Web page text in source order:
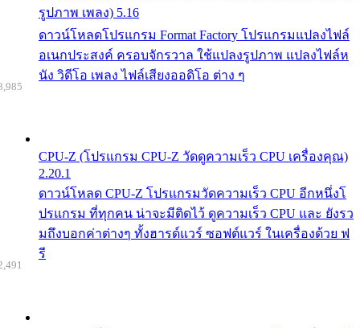
รูปภาพ เพลง) 5.16
ดาวน์โหลดโปรแกรม Format Factory โปรแกรมแปลงไฟล์
อเนกประสงค์ ครอบจักรวาล ใช้แปลงรูปภาพ แปลงไฟล์ห
นัง วิดีโอ เพลง ไฟล์เสียงออดิโอ ต่าง ๆ
CPU-Z (โปรแกรม CPU-Z วัดดูความเร็ว CPU เครื่องคุณ)
2.20.1
ดาวน์โหลด CPU-Z โปรแกรมวัดความเร็ว CPU อีกหนึ่งโ
ปรแกรม ที่ทุกคน น่าจะมีติดไว้ ดูความเร็ว CPU และ ยังรว
มถึงบอกค่าต่างๆ ทั้งฮารด์แวร์ ซอฟต์แวร์ ในเครื่องด้วย ฟ
รี